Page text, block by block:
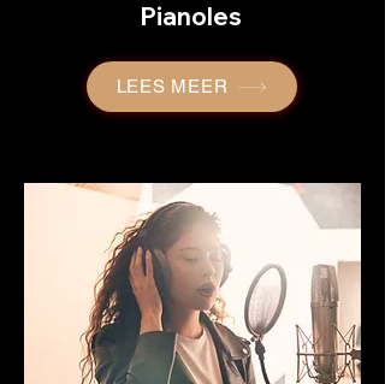
Pianoles
LEES MEER